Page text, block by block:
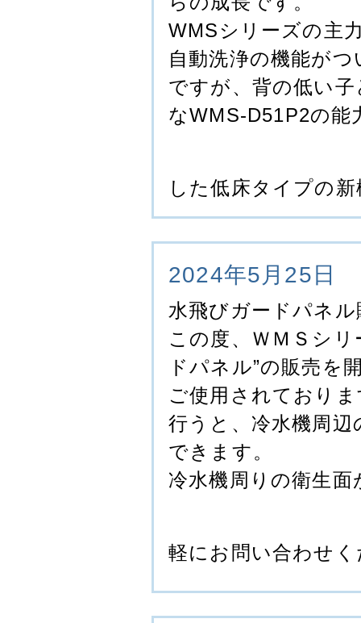
WMSシリーズの主
自動洗浄の機能が
ですが、背の低い
なWMS-D51P2の能
した低床タイプの
2024年5月25日
水飛びガードパネル
この度、ＷＭＳシ
ドパネル”の販売を
ご使用されており
行うと、冷水機周
できます。
冷水機周りの衛生
軽にお問い合わせ